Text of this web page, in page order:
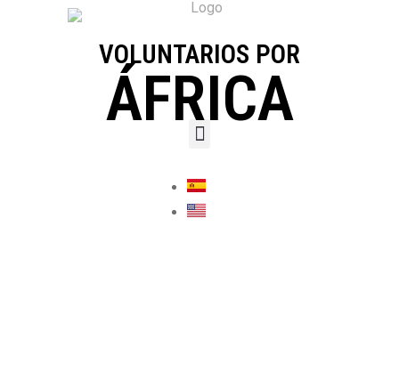
VOLUNTARIOS POR
ÁFRICA